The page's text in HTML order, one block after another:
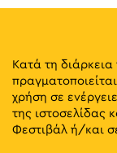
Κατά τη
χρήση σε
της ιστοσελίδας
Φεστιβάλ ή/και